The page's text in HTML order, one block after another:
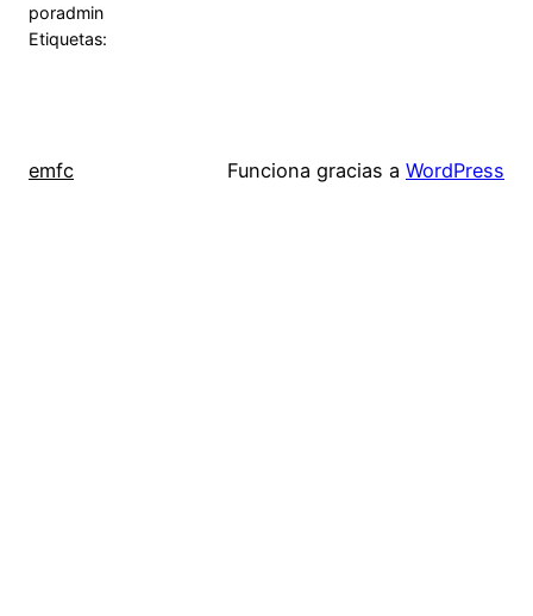
poradmin
Etiquetas:
emfc Funciona gracias a WordPress